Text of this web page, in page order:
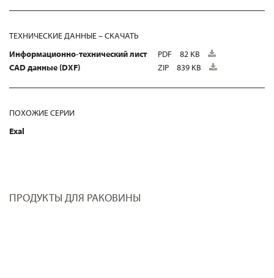
ТЕХНИЧЕСКИЕ ДАННЫЕ – СКАЧАТЬ
Информационно-технический лист
PDF
82 KB
CAD данные (DXF)
ZIP 839 KB
ПОХОЖИЕ СЕРИИ
Exal
ПРОДУКТЫ ДЛЯ РАКОВИНЫ